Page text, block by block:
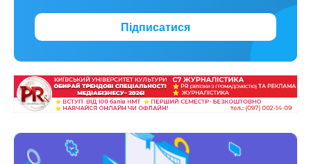
Підписатися